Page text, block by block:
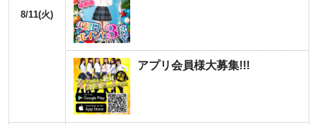
8/11(火)
アプリ会員様大募集!!!